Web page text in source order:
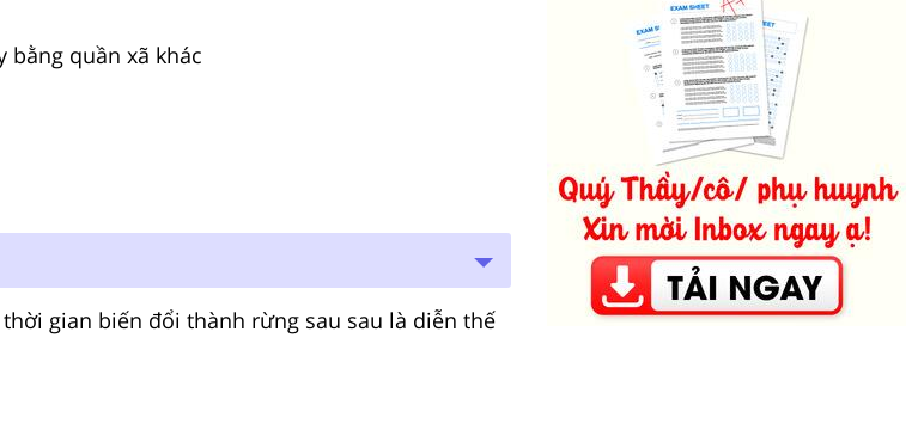
bằng quần xã khác
gian biến đổi thành rừng sau sau là diễn thế